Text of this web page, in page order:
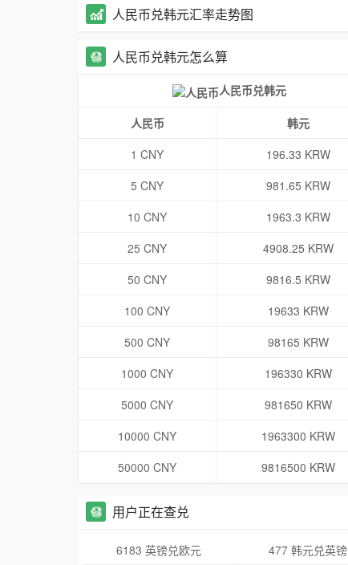
人民币兑韩元汇率走势图
人民币兑韩元怎么算
人民币兑韩元
人民币 韩元
1 CNY
196.33 KRW
5 CNY
981.65 KRW
10 CNY
1963.3 KRW
25 CNY
4908.25 KRW
50 CNY
9816.5 KRW
100 CNY
19633 KRW
500 CNY
98165 KRW
1000 CNY
196330 KRW
5000 CNY
981650 KRW
10000 CNY
1963300 KRW
50000 CNY
9816500 KRW
用户正在查兑
6183 英镑兑欧元 477 韩元兑英镑